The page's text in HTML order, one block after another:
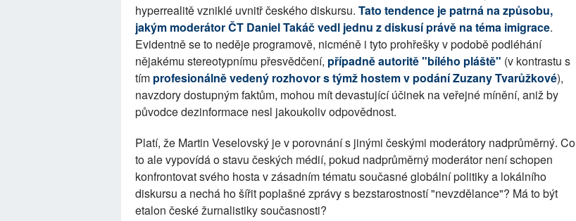
hyperrealitě vzniklé uvnitř českého diskursu. Tato tendence je patrná na způsobu,
jakým moderátor ČT Daniel Takáč vedl jednu z diskusí právě na téma imigrace.
Evidentně se to neděje programově, nicméně i tyto prohřešky v podobě podléhání
nějakému stereotypnímu přesvědčení, případně autoritě "bílého pláště" (v kontrastu s
tím profesionálně vedený rozhovor s týmž hostem v podání Zuzany Tvarůžkové),
navzdory dostupným faktům, mohou mít devastující účinek na veřejné mínění, aniž by
původce dezinformace nesl jakoukoliv odpovědnost.
Platí, že Martin Veselovský je v porovnání s jinými českými moderátory nadprůměrný. Co
to ale vypovídá o stavu českých médií, pokud nadprůměrný moderátor není schopen
konfrontovat svého hosta v zásadním tématu současné globální politiky a lokálního
diskursu a nechá ho šířit poplašné zprávy s bezstarostností "nevzdělance"? Má to být
etalon české žurnalistiky současnosti?